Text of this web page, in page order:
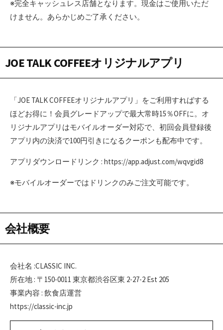
※完全キャッシュレス店舗となります。現金はご使用いただ
けません。あらかじめご了承ください。
JOE TALK COFFEEオリジナルアプリ
「JOE TALK COFFEEオリジナルアプリ」をご利用すればする
ほどお得に！会員グレードアップで最大常時15％OFFに。オ
リジナルアプリはモバイルオーダー対応で、初回会員登録後
アプリ内の決済で100円引きになるクーポンも配布中です。
アプリダウンロードリンク : https://app.adjust.com/wqvgid8
※モバイルオーダーではドリンクのみご注文可能です。
会社概要
会社名 :CLASSIC INC.
所在地 : 〒150-0011 東京都渋谷区東 2-27-2 Est 205
事業内容 : 飲食店運営
https://classic-inc.jp